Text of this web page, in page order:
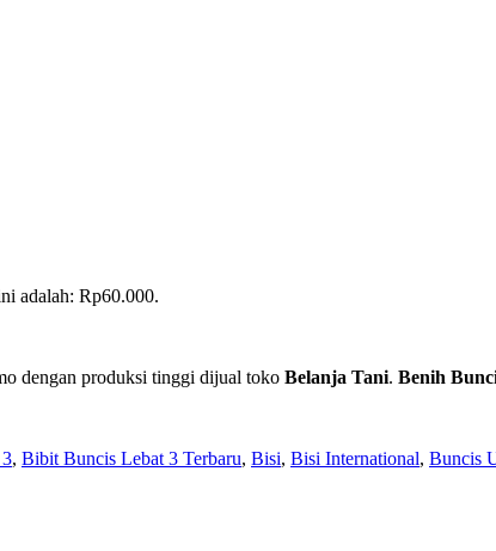
adalah: Rp60.000.
dengan produksi tinggi dijual toko Belanja Tani. Benih
, Bibit Buncis Lebat 3 Terbaru, Bisi, Bisi International, Buncis